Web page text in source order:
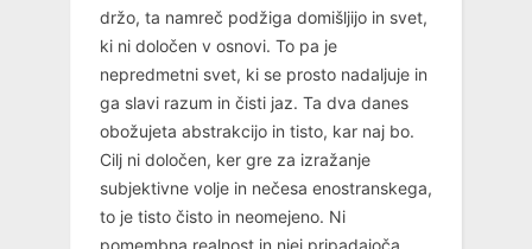
držo, ta namreč podžiga domišljijo in svet,
ki ni določen v osnovi. To pa je
nepredmetni svet, ki se prosto nadaljuje in
ga slavi razum in čisti jaz. Ta dva danes
obožujeta abstrakcijo in tisto, kar naj bo.
Cilj ni določen, ker gre za izražanje
subjektivne volje in nečesa enostranskega,
to je tisto čisto in neomejeno. Ni
pomembna realnost in njej pripadajoča